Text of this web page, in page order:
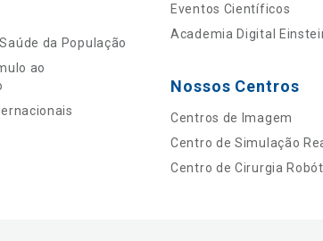
da População
ao
Eventos Científicos
Academia Digital
Nossos Centros
Centros de Imagem
Centro de Simulação
Centro de Cirurgia